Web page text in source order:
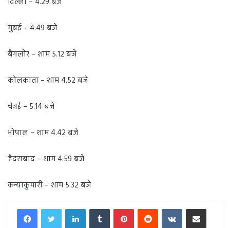
मुंबई – 4.49 बजे
बैंगलोर – शाम 5.12 बजे
कोलकाता – शाम 4.52 बजे
चेन्नई – 5.14 बजे
भोपाल – शाम 4.42 बजे
हैदराबाद – शाम 4.59 बजे
कन्याकुमारी – शाम 5.32 बजे
LinkedInTumblr PinterestReddit VKontakteShare via Email